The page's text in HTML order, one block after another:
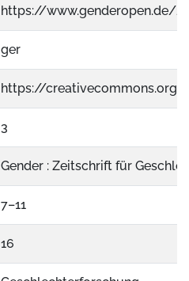
https://www.genderopen.de/
ger
https://
3
Gender : Zeitschrift für
7–11
16